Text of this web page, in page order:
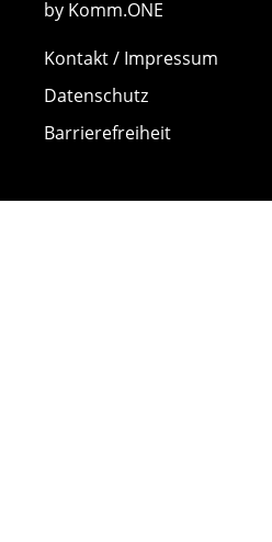
by Komm.ONE
Kontakt / Impressum
Datenschutz
Barrierefreiheit